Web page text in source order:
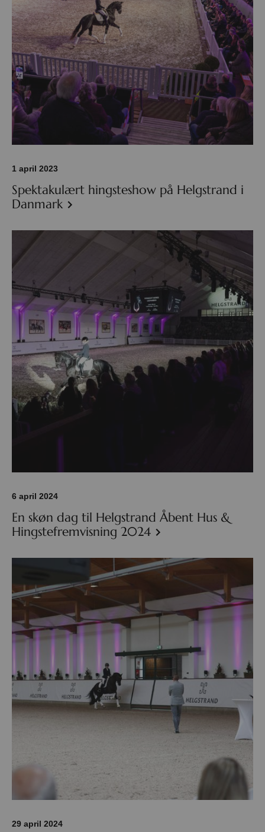
1 april 2023
Spektakulært hingsteshow på Helgstrand i
Danmark
6 april 2024
En skøn dag til Helgstrand Åbent Hus &
Hingstefremvisning 2024
29 april 2024